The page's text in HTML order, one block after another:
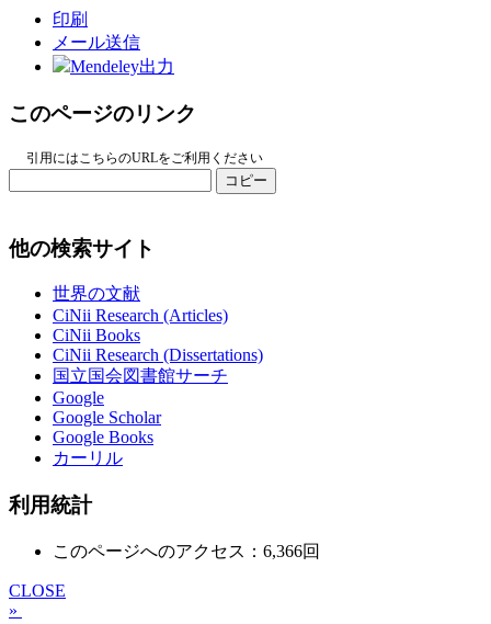
印刷
メール送信
Mendeley出力
このページのリンク
引用にはこちらのURLをご利用ください
コピー
他の検索サイト
世界の文献
CiNii Research (Articles)
CiNii Books
CiNii Research (Dissertations)
国立国会図書館サーチ
Google
Google Scholar
Google Books
カーリル
利用統計
このページへのアクセス：6,366回
CLOSE
»